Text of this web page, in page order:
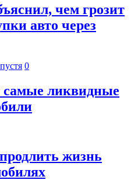
чем грозит
авто через
0
самые ликвидные
жизнь